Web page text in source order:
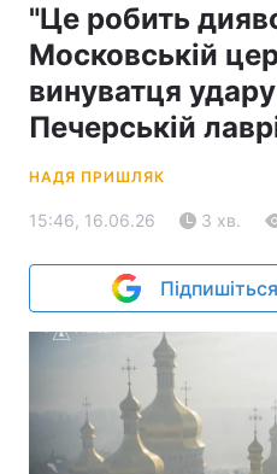
"Це робить
Московській
винуватця
Печерській
НАДЯ ПРИШЛЯК
15:46, 16.06.26 3 хв.